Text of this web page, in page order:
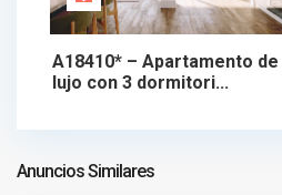
1.000.000 €
A18410* – Apartamento de
lujo con 3 dormitori...
1.000.000 €
Anuncios Similares